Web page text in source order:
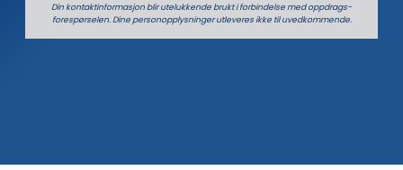
Din kontaktinformasjon blir utelukkende brukt i forbindelse med oppdrags­
forespørselen. Dine person­­opplysninger utleveres ikke til uvedkommende.